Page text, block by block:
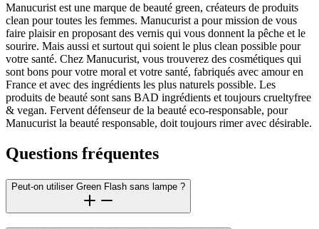
Manucurist est une marque de beauté green, créateurs de produits
clean pour toutes les femmes. Manucurist a pour mission de vous
faire plaisir en proposant des vernis qui vous donnent la pêche et le
sourire. Mais aussi et surtout qui soient le plus clean possible pour
votre santé. Chez Manucurist, vous trouverez des cosmétiques qui
sont bons pour votre moral et votre santé, fabriqués avec amour en
France et avec des ingrédients les plus naturels possible. Les
produits de beauté sont sans BAD ingrédients et toujours crueltyfree
& vegan. Fervent défenseur de la beauté eco-responsable, pour
Manucurist la beauté responsable, doit toujours rimer avec désirable.
Questions fréquentes
Peut-on utiliser Green Flash sans lampe ?